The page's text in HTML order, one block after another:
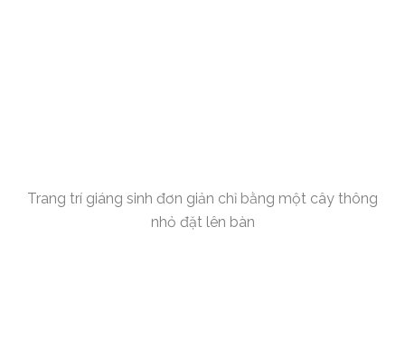
Trang trí giáng sinh đơn giản chỉ bằng một cây thông
nhỏ đặt lên bàn